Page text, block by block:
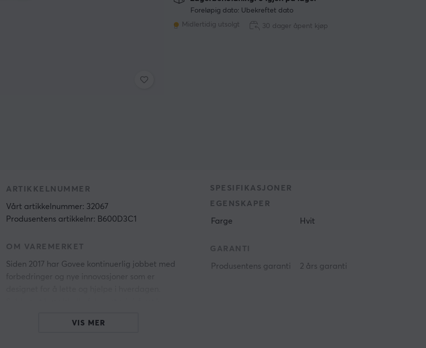
Foreløpig dato: Ubekreftet dato
Midlertidig utsolgt
30 dager åpent kjøp
ARTIKKELNUMMER
Vårt artikkelnummer: 32067
Produsentens artikkelnr: B600D3C1
OM VAREMERKET
Siden 2017 har Govee kontinuerlig jobbet med
bare er funksjonelle, men også estetisk
SPESIFIKASJONER
EGENSKAPER
Farge Hvit
GARANTI
Produsentens garanti 2 års garanti
VIS MER